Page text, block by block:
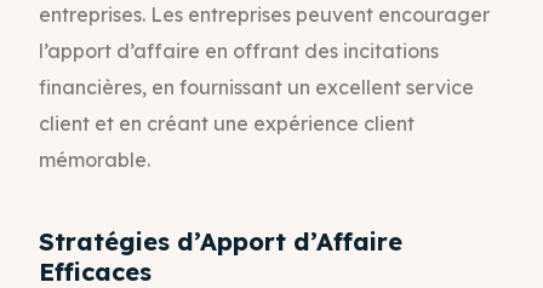
entreprises. Les entreprises peuvent encourager
l’apport d’affaire en offrant des incitations
financières, en fournissant un excellent service
client et en créant une expérience client
mémorable.
Stratégies d’Apport d’Affaire
Efficaces